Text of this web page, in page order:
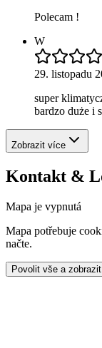
Polecam !
W
29. listopadu
super
bardzo duże i
Zobrazit více
Kontakt &
Mapa je vypnutá
Mapa potřebuje
načte.
Povolit vše a